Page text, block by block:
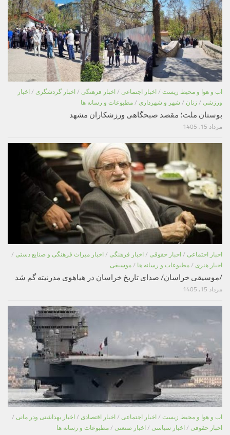
اب و هوا و محیط زیست / اخبار اجتماعی / اخبار فرهنگی / اخبار گردشگری / اخبار
ورزشی / زنان / شهر و شهرداری / مطبوعات و رسانه ها
بوستان ملت؛ مقصد صبحگاهی ورزشکاران مشهد
مرداد 15, 1405
اخبار اجتماعی / اخبار حقوقی / اخبار فرهنگی / اخبار میراث فرهنگی و صنایع دستی /
اخبار هنری / مطبوعات و رسانه ها / موسیقی
/موسیقی خراسان/ صدای تاریخ خراسان در هیاهوی مدرنیته گم شد
مرداد 15, 1405
اب و هوا و محیط زیست / اخبار اجتماعی / اخبار اقتصادی / اخبار بهداشتی ودر مانی /
اخبار حقوقی / اخبار سیاسی / اخبار صنعتی / مطبوعات و رسانه ها